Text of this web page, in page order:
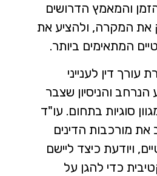
והמאמץ הדרושים
את המקרה, ולהציע את
המתאימים ביותר.
עורך דין לענייני
והניסיון שצבר
סוגיות בתחום. עו"ד
את מורכבות הדינים
ויודעת כיצד ליישם
כדי להגן על